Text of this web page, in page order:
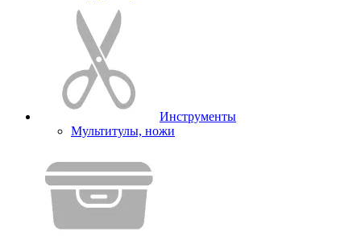
Инструменты
Мультитулы, ножи